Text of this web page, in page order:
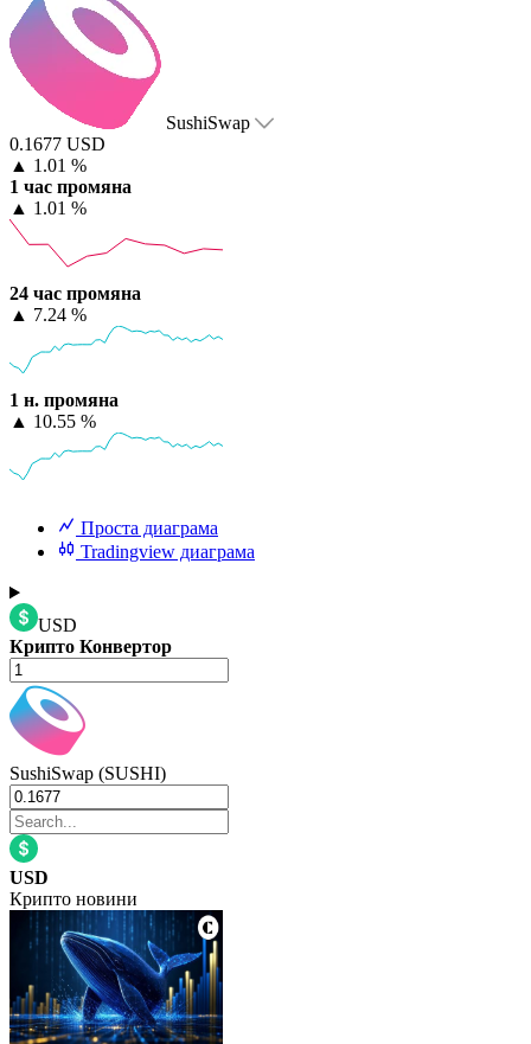
SushiSwap
0.1677 USD
▲ 1.01 %
1 час промяна
▲ 1.01 %
24 час промяна
▲ 7.24 %
1 н. промяна
▲ 10.55 %
Проста диаграма
Tradingview диаграма
USD
Крипто Конвертор
SushiSwap (SUSHI)
USD
Крипто новини